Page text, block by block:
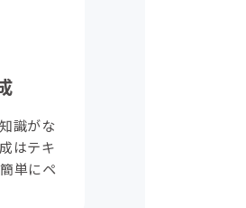
識がな
はテキ
単にペ